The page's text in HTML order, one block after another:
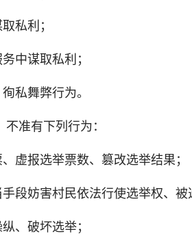
私利；
中谋取私利；
私舞弊行为。
准有下列行为：
报选举票数、篡改选举结果；
妨害村民依法行使选举权、被
、破坏选举；